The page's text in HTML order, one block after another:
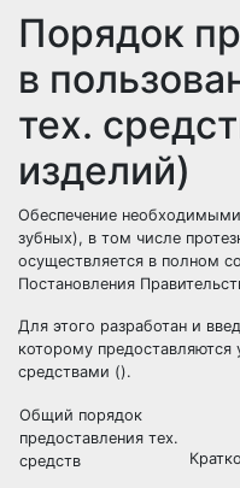
Порядок
в
тех.
изделий)
Обеспечение
зубных), в том числе
осуществляется в полном
Постановления
Для этого разработан и
которому предоставляются
средствами ().
Общий порядок
предоставления тех.
средств